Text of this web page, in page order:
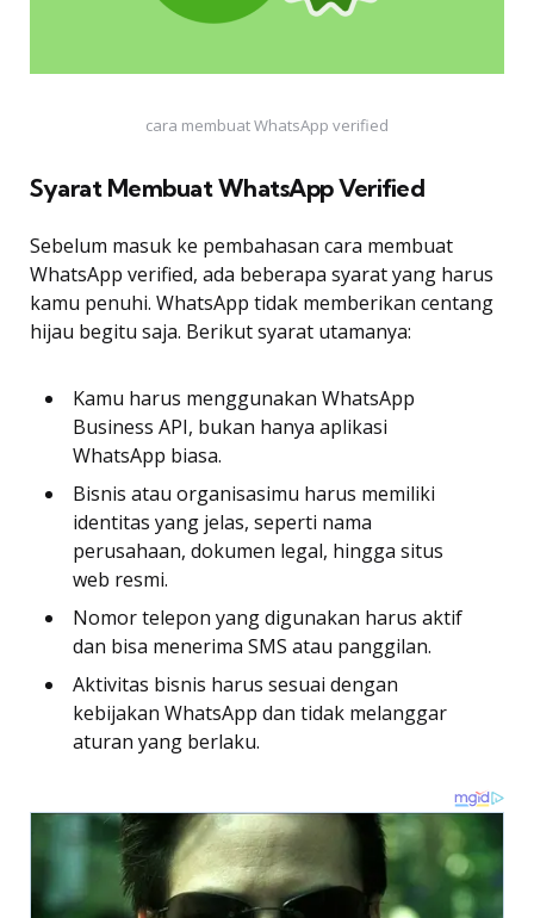
cara membuat WhatsApp verified
Syarat Membuat WhatsApp Verified
Sebelum masuk ke pembahasan cara membuat
WhatsApp verified, ada beberapa syarat yang harus
kamu penuhi. WhatsApp tidak memberikan centang
hijau begitu saja. Berikut syarat utamanya:
Kamu harus menggunakan WhatsApp
Business API, bukan hanya aplikasi
WhatsApp biasa.
Bisnis atau organisasimu harus memiliki
identitas yang jelas, seperti nama
perusahaan, dokumen legal, hingga situs
web resmi.
Nomor telepon yang digunakan harus aktif
dan bisa menerima SMS atau panggilan.
Aktivitas bisnis harus sesuai dengan
kebijakan WhatsApp dan tidak melanggar
aturan yang berlaku.